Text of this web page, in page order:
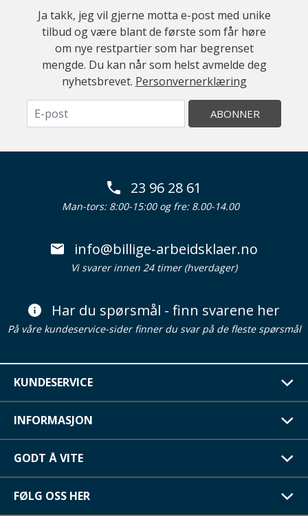
Ja takk, jeg vil gjerne motta e-post med unike
tilbud og være blant de første som får høre
om nye restpartier som har begrenset
mengde. Du kan når som helst avmelde deg
nyhetsbrevet. Personvernerklæring
ABONNER
23 96 28 61
Man-tors: 8:00-15:00 og fre: 8.00-14.00
info@billige-arbeidsklaer.no
Vi svarer innen 24 timer (hverdager)
Har du spørsmål - finn svarene her
På våre kundeservice-sider finner du svar på de fleste spørsmål
KUNDESERVICE
INFORMASJON
GODT Å VITE
FØLG OSS HER